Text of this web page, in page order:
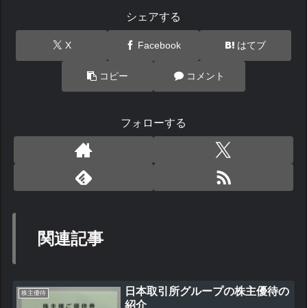
シェアする
X Facebook はてブ
コピー コメント
フォローする
関連記事
株主優待
日本取引所グループの株主優待の
紹介